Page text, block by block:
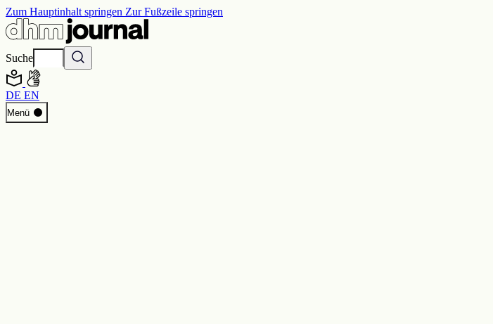
Zum Hauptinhalt springen Zur Fußzeile springen
Suche
DE EN
Menü
Start
Programm